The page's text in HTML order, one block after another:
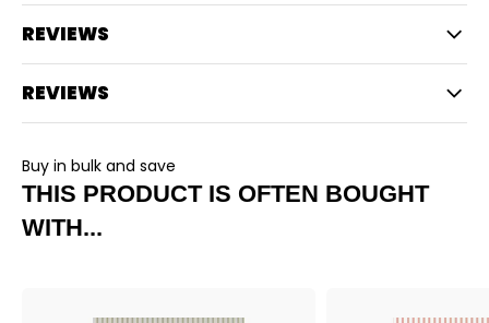
REVIEWS
REVIEWS
Buy in bulk and save
THIS PRODUCT IS OFTEN BOUGHT
WITH...